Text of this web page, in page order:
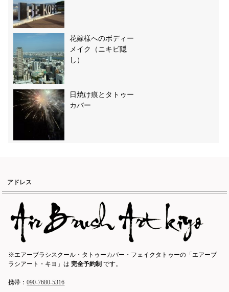
花嫁様へのボディー
メイク（ニキビ隠
し）
日焼け痕とタトゥー
カバー
アドレス
※エアーブラシスクール・タトゥーカバー・フェイクタトゥーの「エアーブ
ラシアート・キヨ」は完全予約制 です。
携帯：090-7680-5316